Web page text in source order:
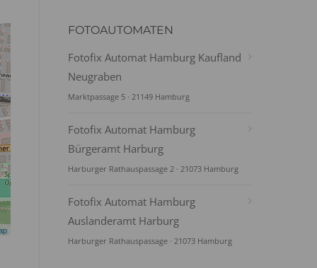
FOTOAUTOMATEN
Fotofix Automat Hamburg Kaufland
Neugraben
Marktpassage 5 · 21149 Hamburg
Fotofix Automat Hamburg
Bürgeramt Harburg
Harburger Rathauspassage 2 · 21073 Hamburg
Fotofix Automat Hamburg
Auslanderamt Harburg
Harburger Rathauspassage · 21073 Hamburg